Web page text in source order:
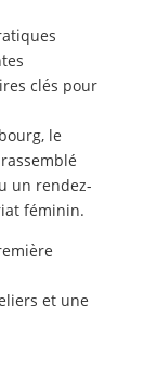
clés pour
le
un rendez-
féminin.
et une